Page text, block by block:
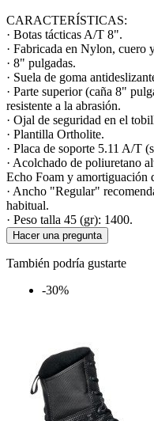
CARACTERÍSTICAS:
· Botas tácticas A/T 8".
· Fabricada en Nylon, cuero
· 8" pulgadas.
· Suela de goma
· Parte superior (caña 8"
resistente a la abrasión.
· Ojal de seguridad en el
· Plantilla Ortholite.
· Placa de soporte 5.11 A/T
· Acolchado de poliuretano
Echo Foam y amortiguación
· Ancho "Regular"
habitual.
· Peso talla 45 (gr): 1400.
Hacer una pregunta
También podría gustarte
-30%